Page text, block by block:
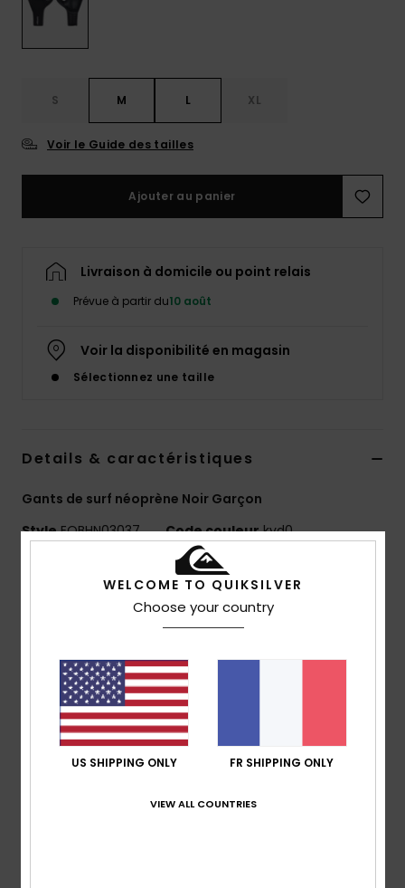
Consulter
S M L XL
Voir le Guide des tailles
Ajouter au panier
Livraison à domicile ou point relais
Prévue à partir du10 août
Voir la disponibilité en magasin
Sélectionnez une taille
Details & caractéristiques
Gants de surf néoprène Noir Garçon
StyleEQBHN03037 Code couleurkvd0
Néoprène : néoprène STRETCHFLIGHT
Coutures : coutures externes Liquid Flex Seal
entrées d'eau et offrir plus de souplesse
Colle AQUA-GLUE respectueuse de l'environnement
Composition92 % Nylon/polyamide, 8 % élasthanne
WELCOME TO QUIKSILVER
Choose your country
US SHIPPING ONLY FR SHIPPING ONLY
VIEW ALL COUNTRIES